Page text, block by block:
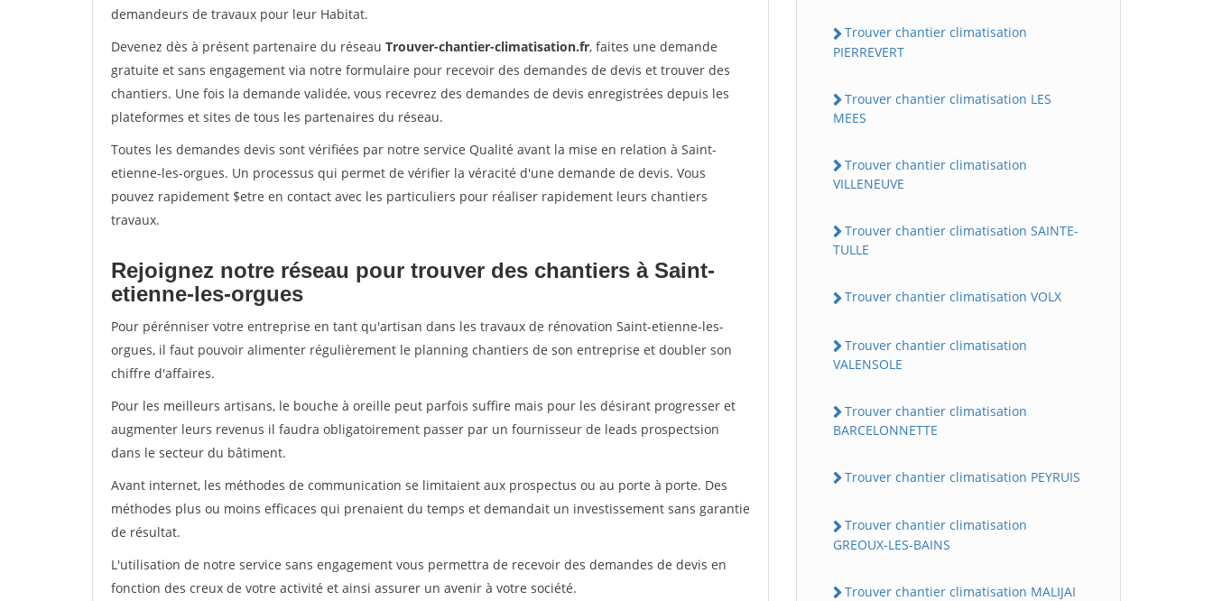
demandeurs de travaux pour leur Habitat.
Devenez dès à présent partenaire du réseau Trouver-chantier-climatisation.fr, faites une demande
gratuite et sans engagement via notre formulaire pour recevoir des demandes de devis et trouver des
chantiers. Une fois la demande validée, vous recevrez des demandes de devis enregistrées depuis les
plateformes et sites de tous les partenaires du réseau.
Toutes les demandes devis sont vérifiées par notre service Qualité avant la mise en relation à Saint-
etienne-les-orgues. Un processus qui permet de vérifier la véracité d'une demande de devis. Vous
pouvez rapidement $etre en contact avec les particuliers pour réaliser rapidement leurs chantiers
travaux.
Rejoignez notre réseau pour trouver des chantiers à Saint-
etienne-les-orgues
Pour pérénniser votre entreprise en tant qu'artisan dans les travaux de rénovation Saint-etienne-les-
orgues, il faut pouvoir alimenter régulièrement le planning chantiers de son entreprise et doubler son
chiffre d'affaires.
Pour les meilleurs artisans, le bouche à oreille peut parfois suffire mais pour les désirant progresser et
augmenter leurs revenus il faudra obligatoirement passer par un fournisseur de leads prospectsion
dans le secteur du bâtiment.
Avant internet, les méthodes de communication se limitaient aux prospectus ou au porte à porte. Des
méthodes plus ou moins efficaces qui prenaient du temps et demandait un investissement sans garantie
de résultat.
L'utilisation de notre service sans engagement vous permettra de recevoir des demandes de devis en
fonction des creux de votre activité et ainsi assurer un avenir à votre société.
Trouver chantier climatisation
PIERREVERT
Trouver chantier climatisation LES
MEES
Trouver chantier climatisation
VILLENEUVE
Trouver chantier climatisation SAINTE-
TULLE
Trouver chantier climatisation VOLX
Trouver chantier climatisation
VALENSOLE
Trouver chantier climatisation
BARCELONNETTE
Trouver chantier climatisation PEYRUIS
Trouver chantier climatisation
GREOUX-LES-BAINS
Trouver chantier climatisation MALIJAI